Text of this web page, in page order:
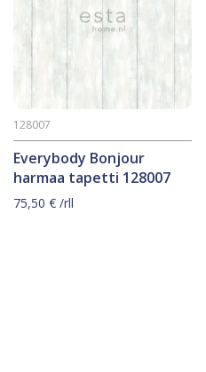
Everybody Bonjour
harmaa tapetti 128007
128007
75,50 € /rll